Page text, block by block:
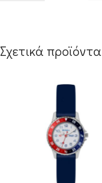
Σχετικά προϊόντα